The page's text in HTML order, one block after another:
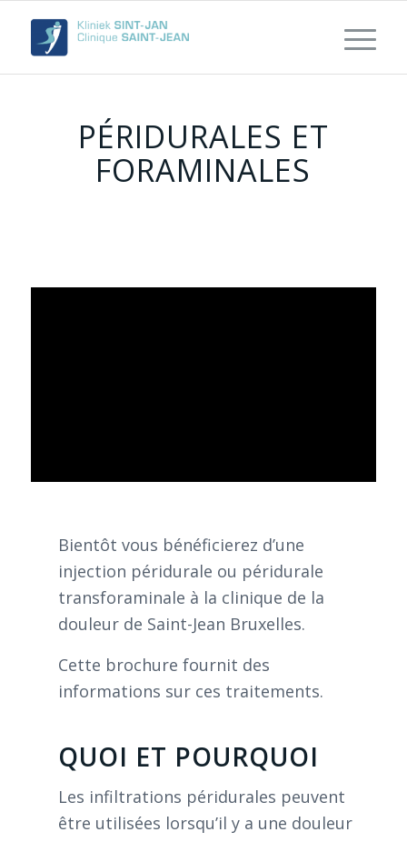
PÉRIDURALES ET
FORAMINALES
Bientôt vous bénéficierez d’une
injection péridurale ou péridurale
transforaminale à la clinique de la
douleur de Saint-Jean Bruxelles.
Cette brochure fournit des
informations sur ces traitements.
QUOI ET POURQUOI
Les infiltrations péridurales peuvent
être utilisées lorsqu’il y a une douleur